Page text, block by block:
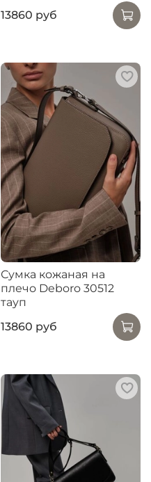
13860 руб
Сумка кожаная на
плечо Deboro 30512
тауп
13860 руб